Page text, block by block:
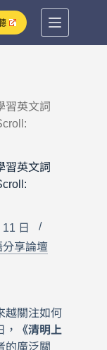
習英文詞
習英文詞
日
分享論壇
越關注如何
《清明上
的廣泛關